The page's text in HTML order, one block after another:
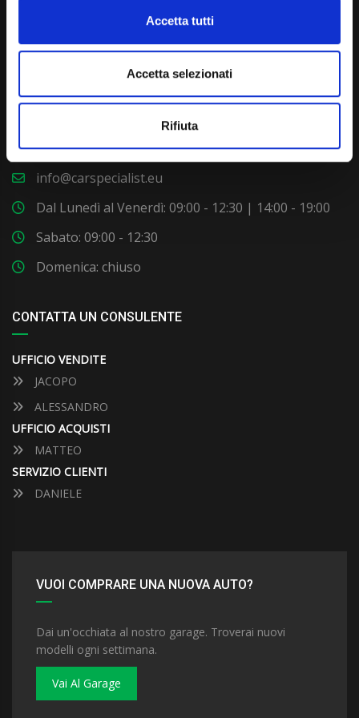
Accetta tutti
Accetta selezionati
Rifiuta
Via Giuditta Pasta 2, Como (CO) 22100
(+39) 031 431 3066
info@carspecialist.eu
Dal Lunedì al Venerdì: 09:00 - 12:30 | 14:00 - 19:00
Sabato: 09:00 - 12:30
Domenica: chiuso
CONTATTA UN CONSULENTE
UFFICIO VENDITE
JACOPO
ALESSANDRO
UFFICIO ACQUISTI
MATTEO
SERVIZIO CLIENTI
DANIELE
VUOI COMPRARE UNA NUOVA AUTO?
Dai un'occhiata al nostro garage. Troverai nuovi
modelli ogni settimana.
Vai Al Garage